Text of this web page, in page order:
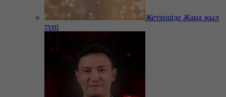
Жетіншіде Жаңа жыл
түні